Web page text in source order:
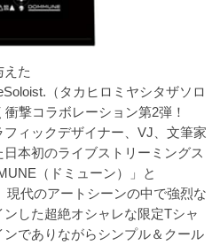
た
（タカヒロミヤシタザソロ
衝撃コラボレーション第2弾！
ィックデザイナー、VJ、文筆家
本初のライブストリーミングス
（ドミューン）」と
代のアートシーンの中で強烈な
した超絶オシャレな限定Tシャ
でありながらシンプル＆クール